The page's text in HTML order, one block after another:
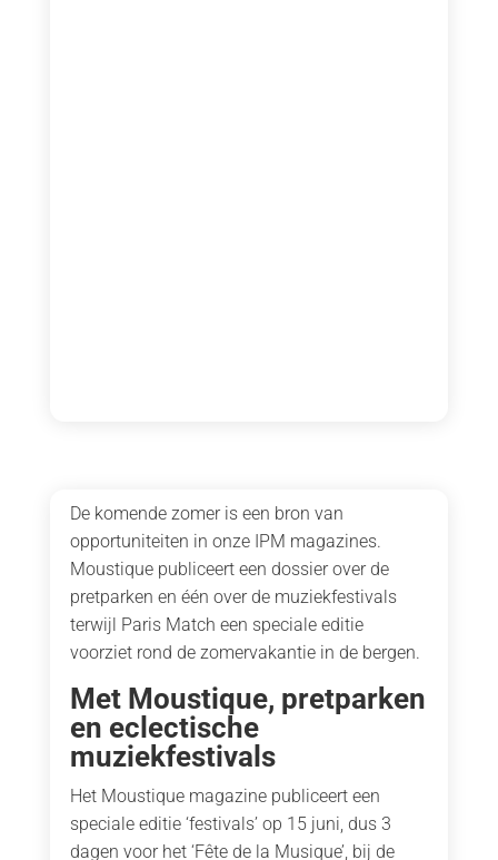
De komende zomer is een bron van
opportuniteiten in onze IPM magazines.
Moustique publiceert een dossier over de
pretparken en één over de muziekfestivals
terwijl Paris Match een speciale editie
voorziet rond de zomervakantie in de bergen.
Met Moustique, pretparken
en eclectische
muziekfestivals
Het Moustique magazine publiceert een
speciale editie ‘festivals’ op 15 juni, dus 3
dagen voor het ‘Fête de la Musique’, bij de